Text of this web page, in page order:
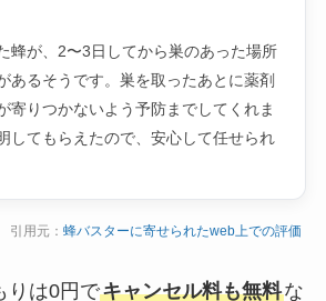
蜂が、2〜3日してから巣のあった場所
あるそうです。巣を取ったあとに薬剤
寄りつかないよう予防までしてくれま
してもらえたので、安心して任せられ
引用元：蜂バスターに寄せられたweb上での評価
りは0円でキャンセル料も無料な